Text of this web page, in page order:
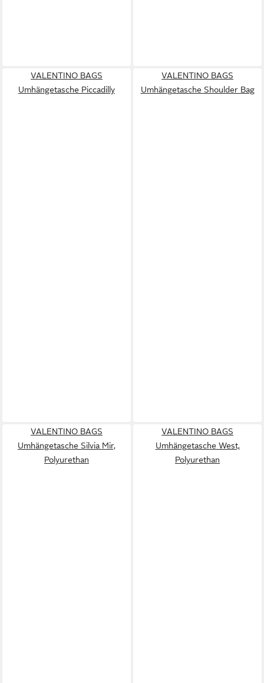
VALENTINO BAGS
Umhängetasche Piccadilly
VALENTINO BAGS
Umhängetasche Shoulder Bag
VALENTINO BAGS
Umhängetasche Silvia Mir,
Polyurethan
VALENTINO BAGS
Umhängetasche West,
Polyurethan